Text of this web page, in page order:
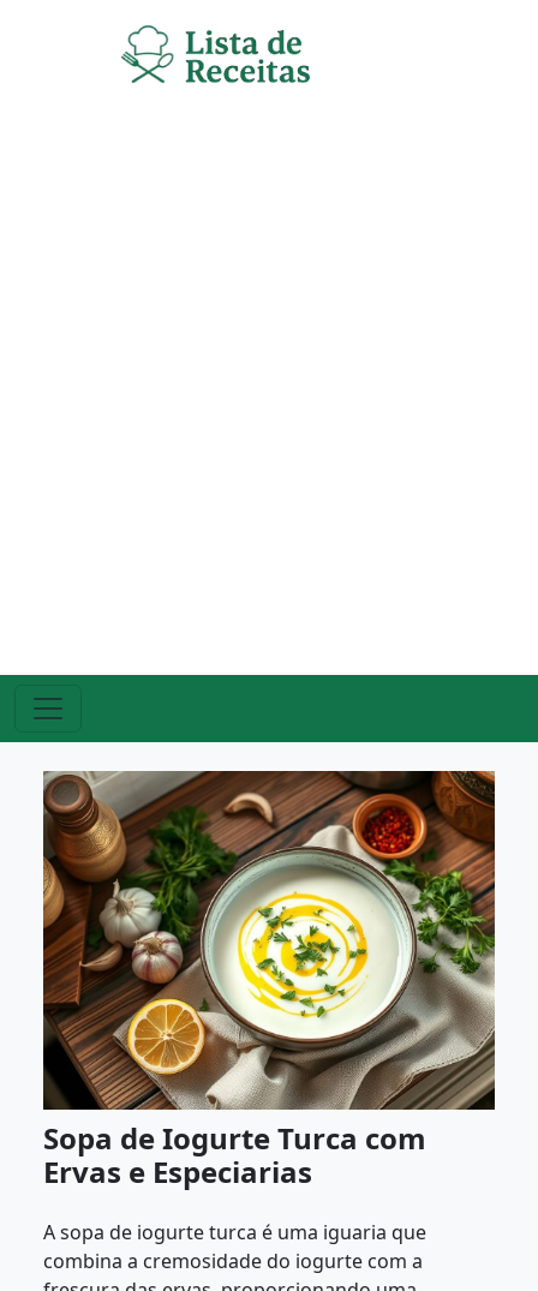
Sopa de Iogurte Turca com
Ervas e Especiarias
A sopa de iogurte turca é uma iguaria que
combina a cremosidade do iogurte com a